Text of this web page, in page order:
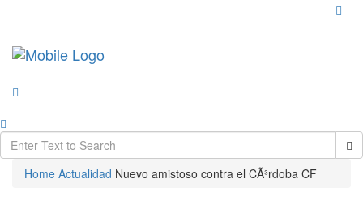
Home Actualidad Nuevo amistoso contra el CÃ³rdoba CF